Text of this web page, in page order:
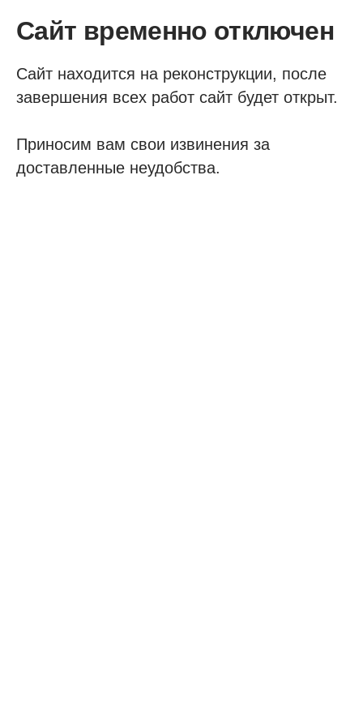
Сайт временно отключен
Сайт находится на реконструкции, после
завершения всех работ сайт будет открыт.
Приносим вам свои извинения за
доставленные неудобства.